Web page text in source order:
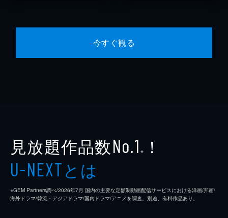
今すぐ観る
見放題作品数No.1 ※ ！
U-NEXTとは
※GEM Partners調べ/2026年7⽉ 国内の主要な定額制動画配信サービスにおける洋画/邦画/
海外ドラマ/韓流・アジアドラマ/国内ドラマ/アニメを調査。別途、有料作品あり。